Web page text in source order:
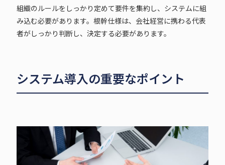
組織のルールをしっかり定めて要件を集約し、システムに組
み込む必要があります。根幹仕様は、会社経営に携わる代表
者がしっかり判断し、決定する必要があります。
システム導入の重要なポイント